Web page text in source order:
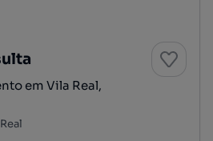
em Vila Real,